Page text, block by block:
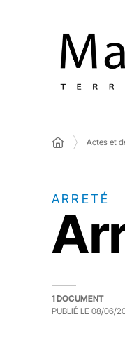
Actes et
ARRETÉ
1 DOCUMENT
PUBLIÉ LE 08/06/